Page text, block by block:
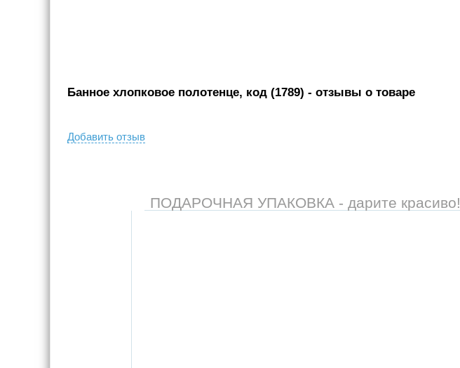
Банное хлопковое полотенце, код (1789) - отзывы о товаре
Добавить отзыв
ПОДАРОЧНАЯ УПАКОВКА - дарите красиво!